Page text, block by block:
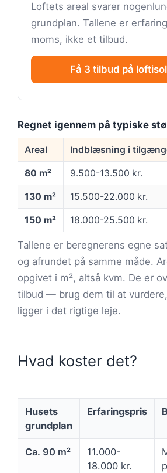
Loftets areal svarer
grundplan. Tallene er
moms, ikke et tilbud.
Få 3 tilbud på
Regnet igennem på typiske
Areal Indblæsning i
80 m² 9.500-13.500 kr.
130 m² 15.500-22.000 kr.
150 m² 18.000-25.500 kr.
Tallene er beregnerens egne
og afrundet på samme måde.
opgivet i m², altså kvm. De er
tilbud — brug dem til at
ligger i det rigtige leje.
Hvad koster det?
Husets
grundplan
Erfaringspris
Ca. 90 m²
11.000-
18.000 kr.